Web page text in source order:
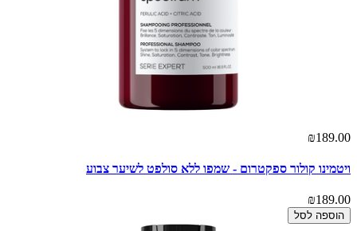
₪189.00
ויטמינו קולור ספקטרום - שמפו ללא סולפט לשיער צבוע
₪189.00
הוספה לסל